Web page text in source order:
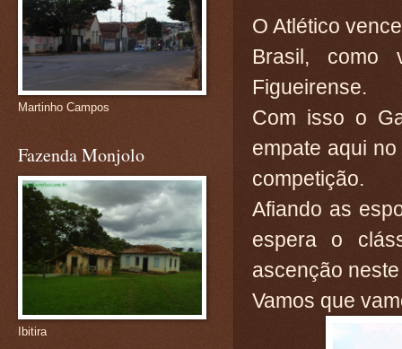
O Atlético
Brasil, como
Figueirense.
Com isso o
empate aqui
competição.
Afiando as
espera o
ascenção
Vamos que
Martinho Campos
Fazenda Monjolo
Ibitira